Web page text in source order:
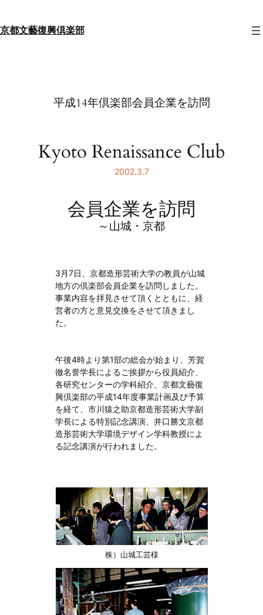
容
を
京都文藝復興倶楽部
平成14年倶楽部会員企業を訪問
Kyoto Renaissance Club
2002.3.7
会員企業を訪問
～山城・京都
3月7日、京都造形芸術大学の教員が山城
地方の倶楽部会員企業を訪問しました。
事業内容を拝見させて頂くとともに、経
営者の方と意見交換をさせて頂きまし
た。
午後4時より第1部の総会が始まり、芳賀
徹名誉学長によるご挨拶から役員紹介、
各研究センターの学科紹介、京都文藝復
興倶楽部の平成14年度事業計画及び予算
を経て、市川猿之助京都造形芸術大学副
学長による特別記念講演、井口勝文京都
造形芸術大学環境デザイン学科教授によ
る記念講演が行われました。
株）山城工芸様